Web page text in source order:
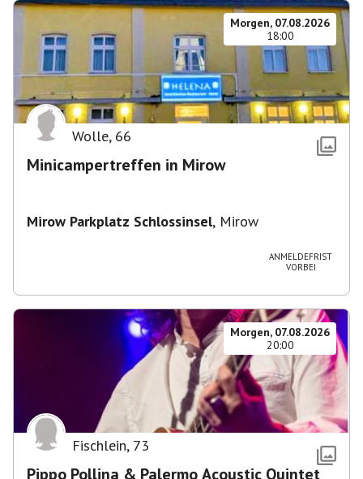
Morgen, 07.08.2026
18:00
Wolle, 66
Minicampertreffen in Mirow
Mirow Parkplatz Schlossinsel, Mirow
ANMELDEFRIST
VORBEI
Morgen, 07.08.2026
20:00
Fischlein, 73
Pippo Pollina & Palermo Acoustic Quintet